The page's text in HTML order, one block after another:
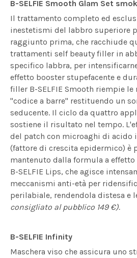
B-SELFIE Smooth Glam Set
Il trattamento completo ed
inestetismi del labbro superiore
raggiunto prima, che racchiude
trattamenti self beauty filler in
specifico labbra, per
effetto booster stupefacente e
filler B-SELFIE Smooth riempie
"codice a barre" restituendo un
seducente. Il ciclo da quattro
sostiene il risultato nel tempo.
del patch con microaghi di acido
(fattore di crescita epidermico) è
mantenuto dalla formula a
B-SELFIE Lips, che agisce
meccanismi anti-età per
perilabiale, rendendola distesa e
consigliato al pubblico 149 €).
B-SELFIE Infinity
Maschera viso che assicura uno